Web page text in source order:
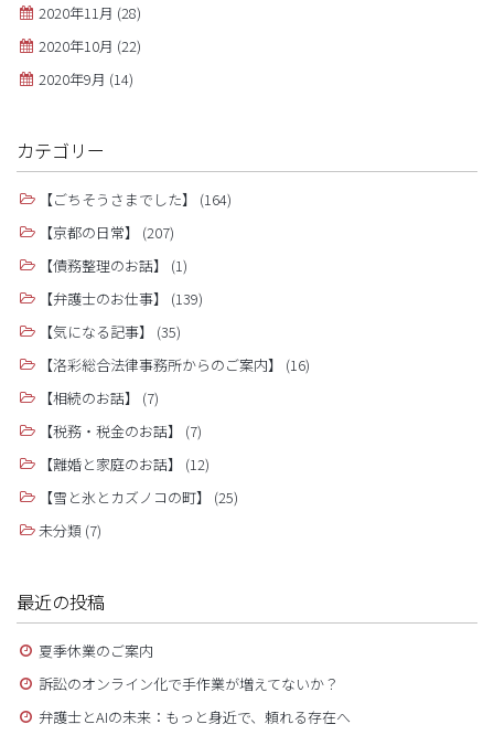
2020年11月 (28)
2020年10月 (22)
2020年9月 (14)
カテゴリー
【ごちそうさまでした】
(164)
【京都の日常】
(207)
【債務整理のお話】
(1)
【弁護士のお仕事】
(139)
【気になる記事】
(35)
【洛彩総合法律事務所からのご案内】
(16)
【相続のお話】
(7)
【税務・税金のお話】
(7)
【離婚と家庭のお話】
(12)
【雪と氷とカズノコの町】
(25)
未分類 (7)
最近の投稿
夏季休業のご案内
訴訟のオンライン化で手作業が増えてないか？
弁護士とAIの未来：もっと身近で、頼れる存在へ